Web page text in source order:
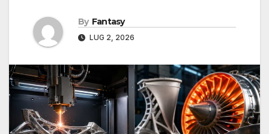
By Fantasy
LUG 2, 2026